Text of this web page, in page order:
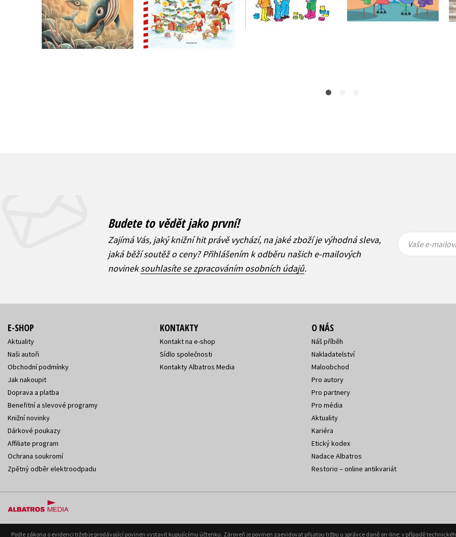
Do košíku Do košíku
Budete to vědět jako první!
Zajímá Vás, jaký knižní hit právě vychází, na jaké zboží je výhodná sleva,
jaká běží soutěž o ceny? Přihlášením k odběru našich e-mailových
novineksouhlasíte se zpracováním osobních údajů.
mailová
mailová
Vaše e-
E-SHOP
Aktuality
Naši autoři
Obchodní podmínky
Jak nakoupit
Doprava a platba
Benefitní a slevové programy
Knižní novinky
Dárkové poukazy
Affiliate program
Ochrana soukromí
Zpětný odběr elektroodpadu
KONTAKTY
Kontakt na e-shop
Sídlo společnosti
Kontakty Albatros Media
O NÁS
Náš příběh
Nakladatelství
Maloobchod
Pro autory
Pro partnery
Pro média
Aktuality
Kariéra
Etický kodex
Nadace Albatros
Restorio – online antikvariát
Podle zákona o evidenci tržeb je prodávající povinen vystavit kupujícímu účtenku. Zároveň je povinen zaevidovat přijatou tržbu u správce daně on-line; v případě